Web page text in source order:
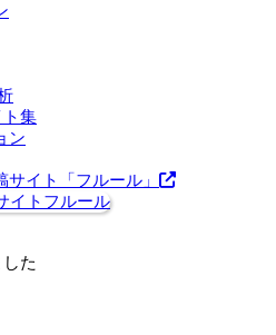
集
ン
イト「フルール」
た